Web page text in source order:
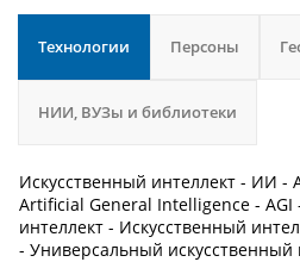
Технологии Персоны
НИИ, ВУЗы и библиотеки
Искусственный интеллект - ИИ -
Artificial General Intelligence -
интеллект - Искусственный
- Универсальный искусственный